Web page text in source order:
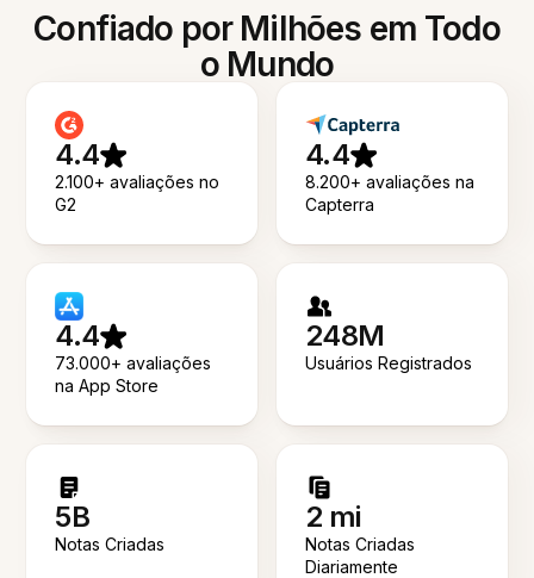
Confiado por Milhões em Todo
o Mundo
4.4
2.100+ avaliações no
G2
4.4
8.200+ avaliações na
Capterra
4.4
73.000+ avaliações
na App Store
248M
Usuários Registrados
5B
Notas Criadas
2 mi
Notas Criadas
Diariamente